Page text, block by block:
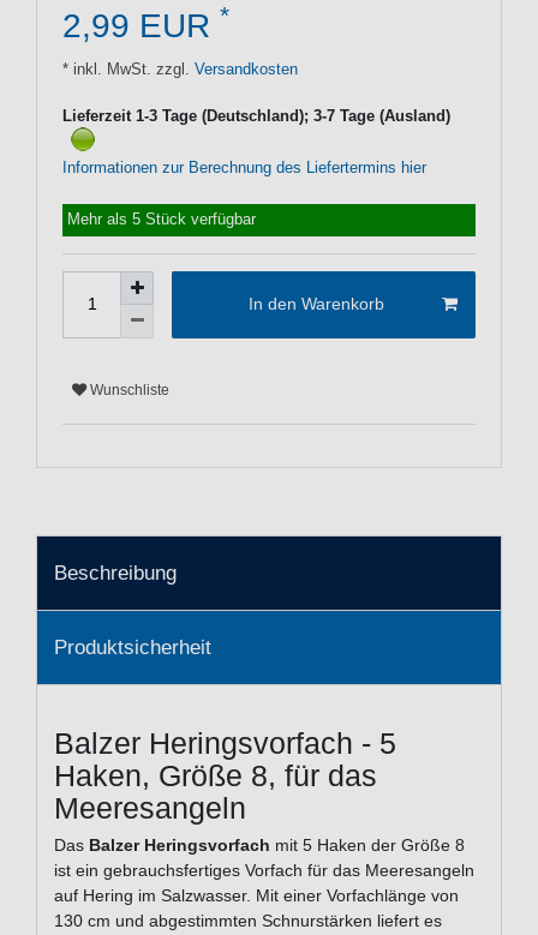
2,99 EUR *
* inkl. MwSt. zzgl. Versandkosten
Lieferzeit 1-3 Tage (Deutschland); 3-7 Tage (Ausland)
Informationen zur Berechnung des Liefertermins hier
Mehr als 5 Stück verfügbar
In den Warenkorb
Wunschliste
Beschreibung
Produktsicherheit
Balzer Heringsvorfach - 5
Haken, Größe 8, für das
Meeresangeln
Das Balzer Heringsvorfach mit 5 Haken der Größe 8
ist ein gebrauchsfertiges Vorfach für das Meeresangeln
auf Hering im Salzwasser. Mit einer Vorfachlänge von
130 cm und abgestimmten Schnurstärken liefert es